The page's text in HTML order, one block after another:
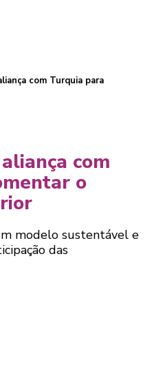
com Turquia para
com
o
modelo sustentável e
das